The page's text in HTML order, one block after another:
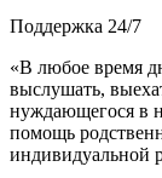
Поддержка 24/7
«В любое время
выслушать,
нуждающегося в
помощь
индивидуальной